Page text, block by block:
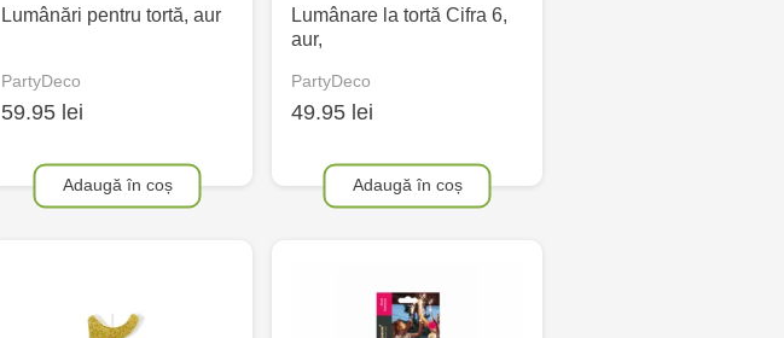
Lumânări pentru tortă, aur
PartyDeco
59.95 lei
Adaugă în coș
Lumânare la tortă Cifra 6,
aur,
PartyDeco
49.95 lei
Adaugă în coș